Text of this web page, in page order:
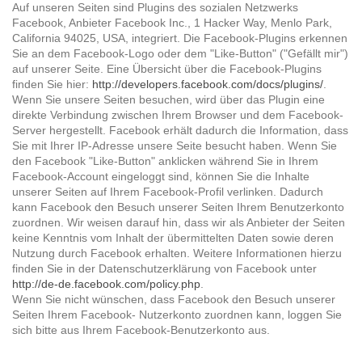
Auf unseren Seiten sind Plugins des sozialen Netzwerks
Facebook, Anbieter Facebook Inc., 1 Hacker Way, Menlo Park,
California 94025, USA, integriert. Die Facebook-Plugins erkennen
Sie an dem Facebook-Logo oder dem "Like-Button" ("Gefällt mir")
auf unserer Seite. Eine Übersicht über die Facebook-Plugins
finden Sie hier: http://developers.facebook.com/docs/plugins/.
Wenn Sie unsere Seiten besuchen, wird über das Plugin eine
direkte Verbindung zwischen Ihrem Browser und dem Facebook-
Server hergestellt. Facebook erhält dadurch die Information, dass
Sie mit Ihrer IP-Adresse unsere Seite besucht haben. Wenn Sie
den Facebook "Like-Button" anklicken während Sie in Ihrem
Facebook-Account eingeloggt sind, können Sie die Inhalte
unserer Seiten auf Ihrem Facebook-Profil verlinken. Dadurch
kann Facebook den Besuch unserer Seiten Ihrem Benutzerkonto
zuordnen. Wir weisen darauf hin, dass wir als Anbieter der Seiten
keine Kenntnis vom Inhalt der übermittelten Daten sowie deren
Nutzung durch Facebook erhalten. Weitere Informationen hierzu
finden Sie in der Datenschutzerklärung von Facebook unter
http://de-de.facebook.com/policy.php.
Wenn Sie nicht wünschen, dass Facebook den Besuch unserer
Seiten Ihrem Facebook- Nutzerkonto zuordnen kann, loggen Sie
sich bitte aus Ihrem Facebook-Benutzerkonto aus.